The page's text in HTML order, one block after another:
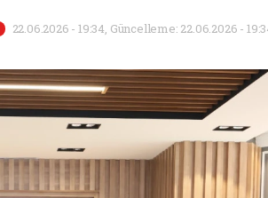
22.06.2026 - 19:34, Güncelleme: 22.06.2026 -